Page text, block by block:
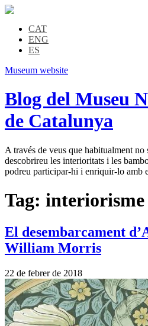
CAT
ENG
ES
Museum website
Blog del Museu
de Catalunya
A través de veus que habitualment no
descobrireu les interioritats i les
podreu participar-hi i enriquir-lo amb
Tag: interiorisme
El desembarcament
William Morris
22 de febrer de 2018